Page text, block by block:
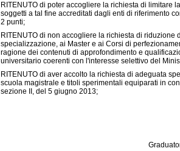
RITENUTO di poter accogliere la richiesta di limitare
soggetti a tal fine accreditati dagli enti di riferimento
2 punti;
RITENUTO di non accogliere la richiesta di
specializzazione, ai Master e ai Corsi di
ragione dei contenuti di approfondimento e
universitario coerenti con l'interesse selettivo del
RITENUTO di aver accolto la richiesta di adeguata
scuola magistrale e titoli sperimentali equiparati in
sezione II, del 5 giugno 2013;